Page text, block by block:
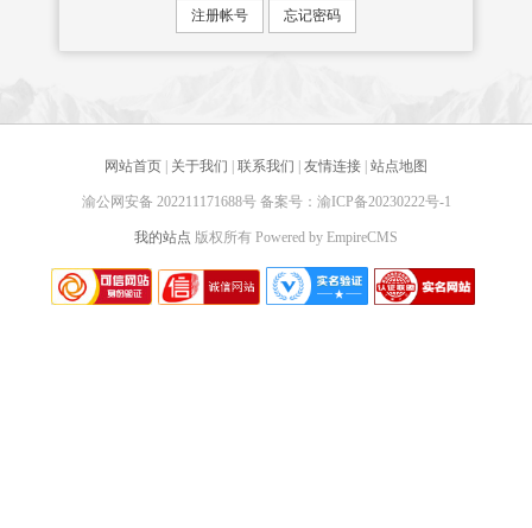
网站首页 关于我们 联系我们 友情连接 站点地图
渝公网安备 202211171688号 备案号：渝ICP备20230222号-1
我的站点 版权所有 Powered by EmpireCMS